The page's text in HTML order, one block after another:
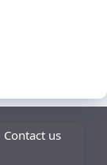
Contact us